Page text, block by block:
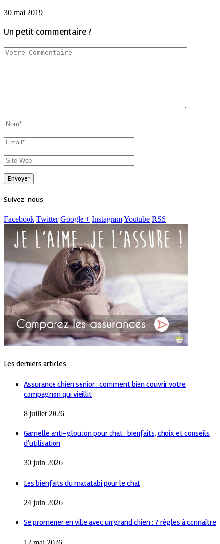
30 mai 2019
Un petit commentaire ?
Suivez-nous
Facebook Twitter Google + InstagramYoutube RSS
Les derniers articles
Assurance chien senior : comment bien couvrir votre
compagnon qui vieillit
8 juillet 2026
Gamelle anti-glouton pour chat : bienfaits, choix et conseils
d’utilisation
30 juin 2026
Les bienfaits du matatabi pour le chat
24 juin 2026
Se promener en ville avec un grand chien : 7 règles à connaître
12 mai 2026